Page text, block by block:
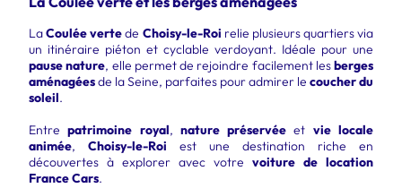
LaCoulée vertede Choisy-le-Roi relie plusieurs quartiers via
un itinéraire piéton et cyclable verdoyant. Idéale pour une
pause nature, elle permet de rejoindre facilement lesberges
aménagéesde la Seine, parfaites pour admirer le coucher du
soleil.
Entrepatrimoine royal, nature préservée et vie locale
animée, Choisy-le-Roi est une destination riche en
découvertes à explorer avec votre voiture de location
France Cars.